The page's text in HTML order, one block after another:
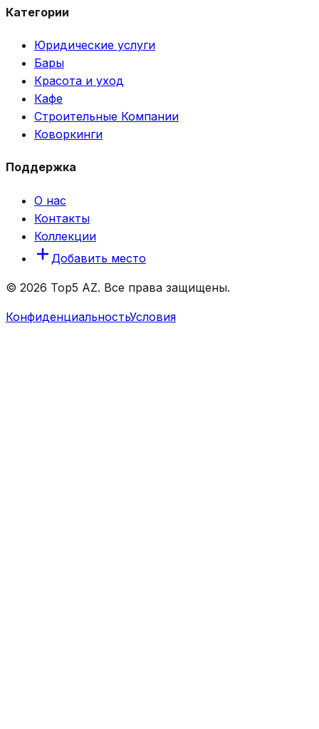
Категории
Юридические услуги
Бары
Красота и уход
Кафе
Строительные Компании
Коворкинги
Поддержка
О нас
Контакты
Коллекции
Добавить место
© 2026 Top5 AZ. Все права защищены.
КонфиденциальностьУсловия